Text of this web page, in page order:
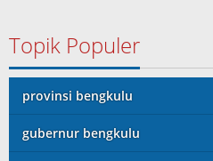
Topik Populer
provinsi bengkulu
gubernur bengkulu